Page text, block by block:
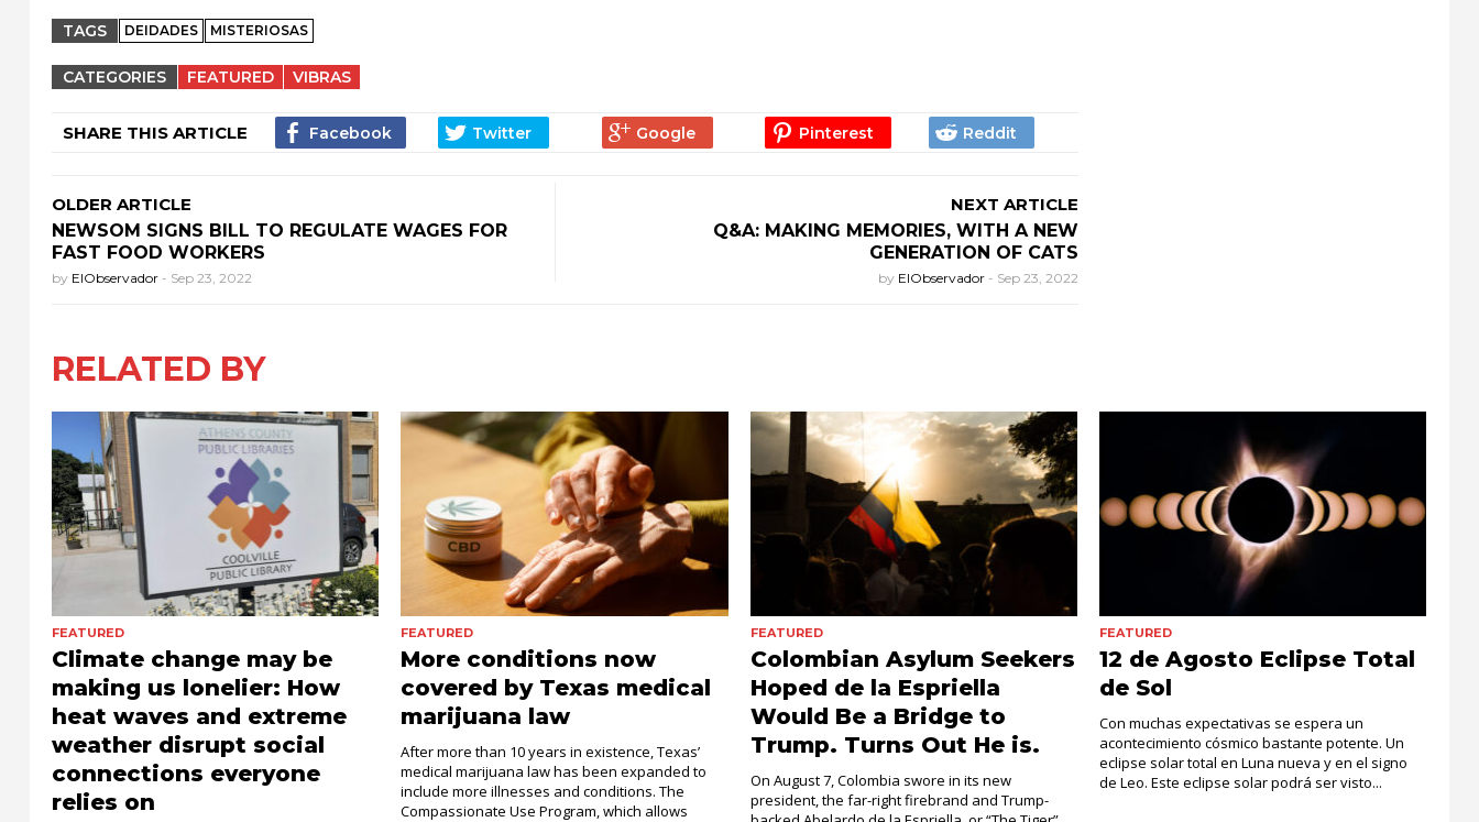
TAGS DEIDADES MISTERIOSAS
CATEGORIES FEATURED VIBRAS
SHARE THIS ARTICLE
OLDER ARTICLE
NEWSOM SIGNS BILL TO REGULATE WAGES FOR
FAST FOOD WORKERS
by ElObservador - Sep 23, 2022
NEXT ARTICLE
Q&A: MAKING MEMORIES, WITH A NEW
GENERATION OF CATS
by ElObservador - Sep 23, 2022
RELATED BY
FEATURED
Climate change may be
making us lonelier: How
heat waves and extreme
weather disrupt social
connections everyone
relies on
FEATURED
More conditions now
covered by Texas medical
marijuana law
After more than 10 years in existence, Texas’
medical marijuana law has been expanded to
include more illnesses and conditions. The
Compassionate Use Program, which allows
FEATURED
Colombian Asylum Seekers
Hoped de la Espriella
Would Be a Bridge to
Trump. Turns Out He is.
On August 7, Colombia swore in its new
president, the far-right firebrand and Trump-
FEATURED
12 de Agosto Eclipse Total
de Sol
Con muchas expectativas se espera un
acontecimiento cósmico bastante potente. Un
eclipse solar total en Luna nueva y en el signo
de Leo. Este eclipse solar podrá ser visto...